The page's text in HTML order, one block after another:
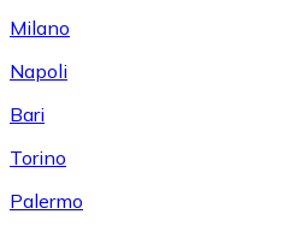
Milano
Napoli
Bari
Torino
Palermo